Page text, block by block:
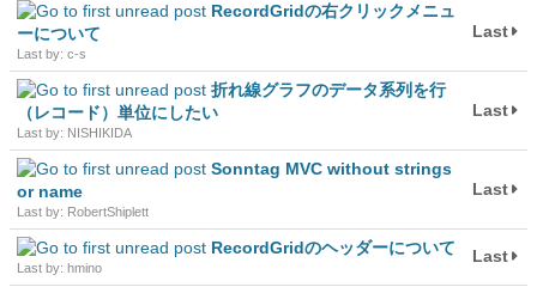
RecordGridの右クリックメニュ
ーについて
Last by: c-s
Last
折れ線グラフのデータ系列を行
（レコード）単位にしたい
Last by: NISHIKIDA
Last
Sonntag MVC without strings
or name
Last by: RobertShiplett
Last
RecordGridのヘッダーについて
Last by: hmino
Last